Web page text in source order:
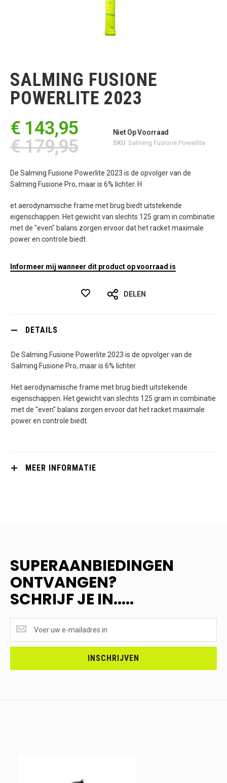
begin
van
de
afbeeldingen-
SALMING FUSIONE
POWERLITE 2023
€ 143,95
€ 179,95
Niet Op Voorraad
SKU Salming Fusione Powerlite
De Salming Fusione Powerlite 2023 is de opvolger van de
Salming Fusione Pro, maar is 6% lichter. H
et aerodynamische frame met brug biedt uitstekende
eigenschappen. Het gewicht van slechts 125 gram in combinatie
met de "even" balans zorgen ervoor dat het racket maximale
power en controle biedt.
Informeer mij wanneer dit product op voorraad is
DELEN
DETAILS
De Salming Fusione Powerlite 2023 is de opvolger van de
Salming Fusione Pro, maar is 6% lichter.
Het aerodynamische frame met brug biedt uitstekende
eigenschappen. Het gewicht van slechts 125 gram in combinatie
met de "even" balans zorgen ervoor dat het racket maximale
power en controle biedt.
MEER INFORMATIE
SUPERAANBIEDINGEN
ONTVANGEN?
SCHRIJF JE IN.....
ONTVANGEN?
<br>SCHRIJF
INSCHRIJVEN